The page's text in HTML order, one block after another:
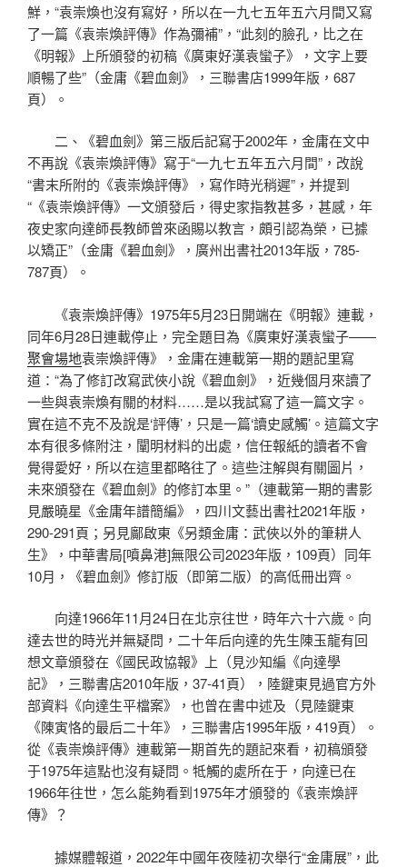
鮮，“袁崇煥也沒有寫好，所以在一九七五年五六月間又寫
了一篇《袁崇煥評傳》作為彌補”，“此刻的臉孔，比之在
《明報》上所頒發的初稿《廣東好漢袁蠻子》，文字上要
順暢了些”（金庸《碧血劍》，三聯書店1999年版，687
頁）。
二、《碧血劍》第三版后記寫于2002年，金庸在文中
不再說《袁崇煥評傳》寫于“一九七五年五六月間”，改說
“書末所附的《袁崇煥評傳》，寫作時光稍遲”，并提到
“《袁崇煥評傳》一文頒發后，得史家指教甚多，甚感，年
夜史家向達師長教師曾來函賜以教言，頗引認為榮，已據
以矯正”（金庸《碧血劍》，廣州出書社2013年版，785-
787頁）。
《袁崇煥評傳》1975年5月23日開端在《明報》連載，
同年6月28日連載停止，完全題目為《廣東好漢袁蠻子——
聚會場地袁崇煥評傳》，金庸在連載第一期的題記里寫
道：“為了修訂改寫武俠小說《碧血劍》，近幾個月來讀了
一些與袁崇煥有關的材料……是以我試寫了這一篇文字。
實在這不克不及說是‘評傳’，只是一篇‘讀史感觸’。這篇文字
本有很多條附注，闡明材料的出處，信任報紙的讀者不會
覺得愛好，所以在這里都略往了。這些注解與有關圖片，
未來頒發在《碧血劍》的修訂本里。”（連載第一期的書影
見嚴曉星《金庸年譜簡編》，四川文藝出書社2021年版，
290-291頁；另見鄺啟東《另類金庸：武俠以外的筆耕人
生》，中華書局[噴鼻港]無限公司2023年版，109頁）同年
10月，《碧血劍》修訂版（即第二版）的高低冊出齊。
向達1966年11月24日在北京往世，時年六十六歲。向
達去世的時光并無疑問，二十年后向達的先生陳玉龍有回
想文章頒發在《國民政協報》上（見沙知編《向達學
記》，三聯書店2010年版，37-41頁），陸鍵東見過官方外
部資料《向達生平檔案》，也曾在書中述及（見陸鍵東
《陳寅恪的最后二十年》，三聯書店1995年版，419頁）。
從《袁崇煥評傳》連載第一期首先的題記來看，初稿頒發
于1975年這點也沒有疑問。牴觸的處所在于，向達已在
1966年往世，怎么能夠看到1975年才頒發的《袁崇煥評
傳》？
據媒體報道，2022年中國年夜陸初次舉行“金庸展”，此